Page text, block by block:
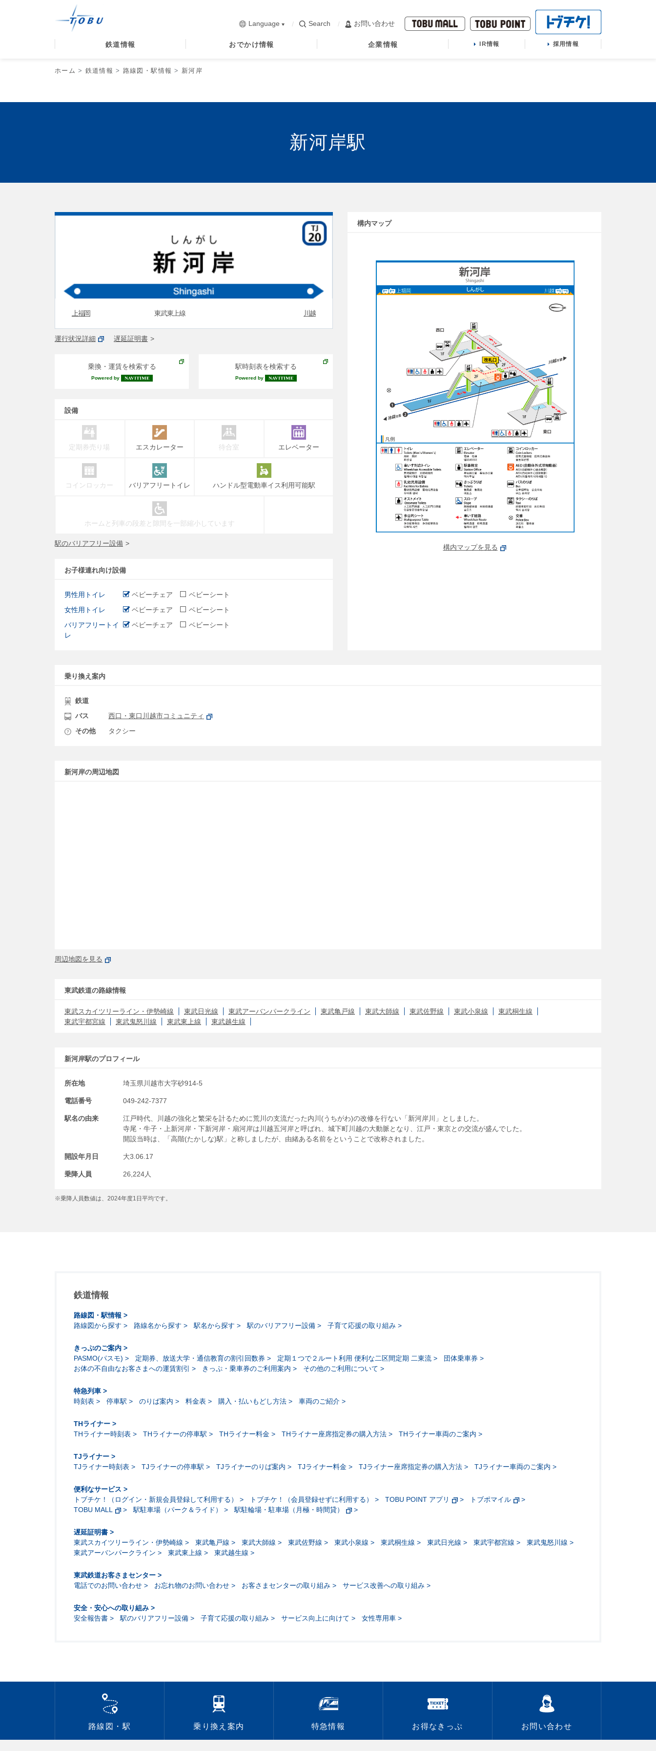
鉄道情報 おでかけ情報 企業情報 IR情報 採用情報
Language Search お問い合わせ
ホーム 鉄道情報 路線図・駅情報 新河岸
新河岸駅
上福岡 東武東上線 川越
運行状況詳細 遅延証明書
乗換・運賃を検索する
Powered by
駅時刻表を検索する
Powered by
設備
定期券売り場 エスカレーター 待合室 エレベーター
コインロッカー バリアフリートイレ ハンドル型電動車イス利用可能駅
ホームと列車の段差と隙間を一部縮小しています
駅のバリアフリー設備
お子様連れ向け設備
男性用トイレ ベビーチェア
ベビーシート
女性用トイレ
ベビーチェア
ベビーシート
バリアフリートイ
レ
ベビーチェア ベビーシート
構内マップ
構内マップを見る
乗り換え案内
鉄道
バス
西口・東口川越市コミュニティ
その他
タクシー
新河岸の周辺地図
周辺地図を見る
東武鉄道の路線情報
東武スカイツリーライン・伊勢崎線 東武日光線 東武アーバンパークライン 東武亀戸線 東武大師線 東武佐野線 東武小泉線
東武桐生線
東武宇都宮線
東武鬼怒川線 東武東上線 東武越生線
新河岸駅のプロフィール
所在地 埼玉県川越市大字砂914-5
電話番号 049-242-7377
駅名の由来
江戸時代、川越の強化と繁栄を計るために荒川の支流だった内川(うちがわ)の改修を行ない「新河岸川」としました。
寺尾・牛子・上新河岸・下新河岸・扇河岸は川越五河岸と呼ばれ、城下町川越の大動脈となり、江戸・東京との交流が盛んでした。
開設当時は、「高階(たかしな)駅」と称しましたが、由緒ある名前をということで改称されました。
開設年月日 大3.06.17
乗降人員 26,224人
※乗降人員数値は、2024年度1日平均です。
鉄道情報
路線図・駅情報
路線図から探す
路線名から探す 駅名から探す 駅のバリアフリー設備 子育て応援の取り組み
きっぷのご案内
PASMO(パスモ)
定期券、放送大学・通信教育の割引回数券 定期１つで２ルート利用 便利な二区間定期 二東流
団体乗車券
お体の不自由なお客さまへの運賃割引
きっぷ・乗車券のご利用案内 その他のご利用について
特急列車
時刻表
停車駅 のりば案内 料金表 購入・払いもどし方法 車両のご紹介
THライナー
THライナー時刻表
THライナーの停車駅 THライナー料金 THライナー座席指定券の購入方法 THライナー車両のご案内
TJライナー
TJライナー時刻表
TJライナーの停車駅 TJライナーのりば案内 TJライナー料金 TJライナー座席指定券の購入方法 TJライナー車両のご案内
便利なサービス
トブチケ！（ログイン・新規会員登録して利用する）
トブチケ！（会員登録せずに利用する） TOBU POINT アプリ
トブポマイル
TOBU MALL
駅駐車場（パーク＆ライド） 駅駐輪場・駐車場（月極・時間貸）
遅延証明書
東武スカイツリーライン・伊勢崎線
東武亀戸線 東武大師線 東武佐野線 東武小泉線 東武桐生線 東武日光線 東武宇都宮線
東武鬼怒川線
東武アーバンパークライン
東武東上線 東武越生線
東武鉄道お客さまセンター
電話でのお問い合わせ
お忘れ物のお問い合わせ お客さまセンターの取り組み サービス改善への取り組み
安全・安心への取り組み
安全報告書
駅のバリアフリー設備 子育て応援の取り組み サービス向上に向けて 女性専用車
路線図・駅 乗り換え案内 特急情報 お得なきっぷ お問い合わせ